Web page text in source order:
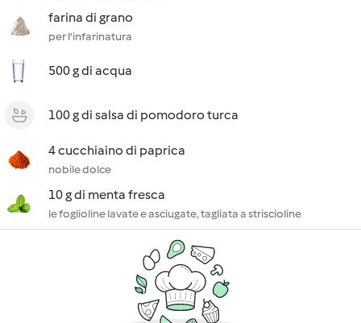
farina di grano
per l'infarinatura
500 g di acqua
100 g di salsa di pomodoro turca
4 cucchiaino di paprica
nobile dolce
10 g di menta fresca
le foglioline lavate e asciugate, tagliata a striscioline